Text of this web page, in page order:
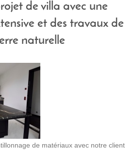
de villa avec une
et des travaux de
naturelle
de matériaux avec notre client